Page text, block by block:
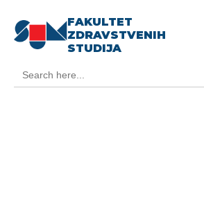
FAKULTET
ZDRAVSTVENIH
STUDIJA
for: